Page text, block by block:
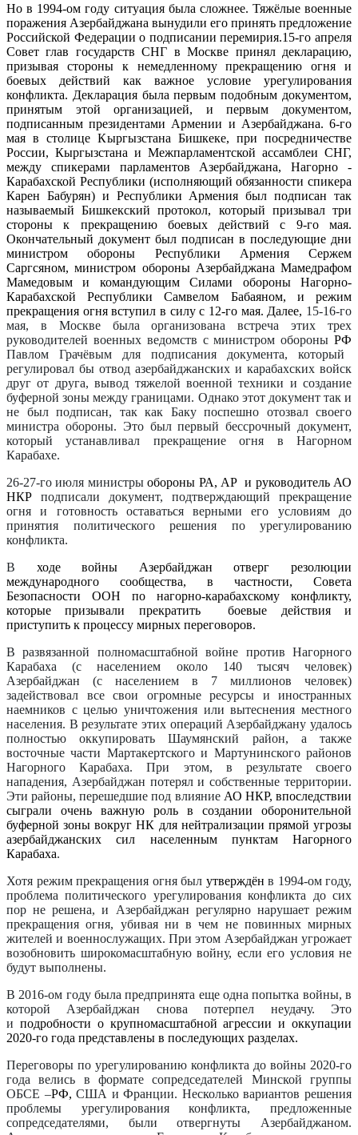
Но в 1994-ом году ситуация была сложнее. Тяжёлые военные
поражения Азербайджана вынудили его принять предложение
Российской Федерации о подписании перемирия.15-го апреля
Совет глав государств СНГ в Москве принял декларацию,
призывая стороны к немедленному прекращению огня и
боевых действий как важное условие урегулирования
конфликта. Декларация была первым подобным документом,
принятым этой организацией, и первым документом,
подписанным президентами Армении и Азербайджана. 6-го
мая в столице Кыргызстана Бишкеке, при посредничестве
России, Кыргызстана и Межпарламентской ассамблеи СНГ,
между спикерами парламентов Азербайджана, Нагорно -
Карабахской Республики (исполняющий обязанности спикера
Карен Бабурян) и Республики Армения был подписан так
называемый Бишкекский протокол, который призывал три
стороны к прекращению боевых действий с 9-го мая.
Окончательный документ был подписан в последующие дни
министром обороны Республики Армения Сержем
Саргсяном, министром обороны Азербайджана Мамедрафом
Мамедовым и командующим Силами обороны Нагорно-
Карабахской Республики Самвелом Бабаяном, и режим
прекращения огня вступил в силу с 12-го мая. Далее, 15-16-го
мая, в Москве была организована встреча этих трех
руководителей военных ведомств с министром обороны РФ
Павлом Грачёвым для подписания документа, который
регулировал бы отвод азербайджанских и карабахских войск
друг от друга, вывод тяжелой военной техники и создание
буферной зоны между границами. Однако этот документ так и
не был подписан, так как Баку поспешно отозвал своего
министра обороны. Это был первый бессрочный документ,
который устанавливал прекращение огня в Нагорном
Карабахе.
26-27-го июля министрыобороны РА, АР и руководитель АО
НКР подписали документ, подтверждающий прекращение
огня и готовность оставаться верными его условиям до
принятия политического решения по урегулированию
конфликта.
В ходе войны Азербайджан отверг резолюции
международного сообщества, в частности, Совета
Безопасности ООН по нагорно-карабахскому конфликту,
которые призывали прекратить боевые действия и
приступить к процессу мирных переговоров.
В развязанной полномасштабной войне против Нагорного
Карабаха (с населением около 140 тысяч человек)
Азербайджан (с населением в 7 миллионов человек)
задействовал все свои огромные ресурсы и иностранных
наемников с целью уничтожения или вытеснения местного
населения. В результате этих операций Азербайджану удалось
полностью оккупировать Шаумянский район, а также
восточные части Мартакертского и Мартунинского районов
Нагорного Карабаха. При этом, в результате своего
нападения, Азербайджан потерял и собственные территории.
Эти районы, перешедшие под влияние АО НКР, впоследствии
сыграли очень важную роль в создании оборонительной
буферной зоны вокруг НК для нейтрализации прямой угрозы
азербайджанских сил населенным пунктам Нагорного
Карабаха.
Хотя режим прекращения огня был утверждён в 1994-ом году,
проблема политического урегулирования конфликта до сих
пор не решена, и Азербайджан регулярно нарушает режим
прекращения огня, убивая ни в чем не повинных мирных
жителей и военнослужащих. При этом Азербайджан угрожает
возобновить широкомасштабную войну, если его условия не
будут выполнены.
В 2016-ом году была предпринята еще одна попытка войны, в
которой Азербайджан снова потерпел неудачу. Это
и подробности о крупномасштабной агрессии и оккупации
2020-го года представлены в последующих разделах.
Переговоры по урегулированию конфликта до войны 2020-го
года велись в формате сопредседателей Минской группы
ОБСЕ –РФ, США и Франции. Несколько вариантов решения
проблемы урегулирования конфликта, предложенные
сопредседателями, были отвергнуты Азербайджаном.